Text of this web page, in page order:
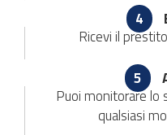
4
Ricevi il
5
Puoi monitorare lo
qualsiasi